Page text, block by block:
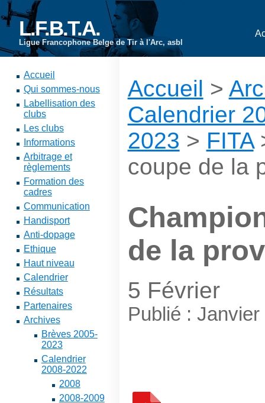
L.F.B.T.A.
Ligue Francophone Belge de Tir à l'Arc, asbl
Accueil
Qui sommes-nous
Labellisation des
clubs
Les clubs
Informations
Arbitrage et
règlements
Formation des
cadres
Communication
Handisport
Anti-dopage
Ethique
Haut niveau
Calendrier
Résultats
Partenaires
Archives
Brèves 2005-
2023
Calendrier
2008-2022
2008
2008-2009
Accueil >
Calendrier
2023 > FITA
coupe de la
de la
5 Février
Publié : Janvier